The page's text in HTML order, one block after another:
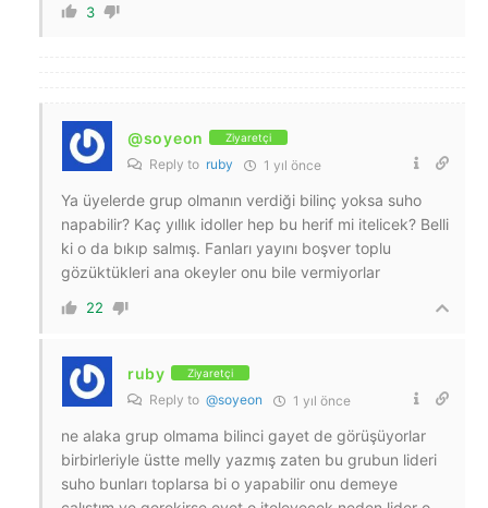
3
@soyeon Ziyaretçi
Reply to ruby 1 yıl önce
Ya üyelerde grup olmanın verdiği bilinç yoksa suho
napabilir? Kaç yıllık idoller hep bu herif mi itelicek? Belli
ki o da bıkıp salmış. Fanları yayını boşver toplu
gözüktükleri ana okeyler onu bile vermiyorlar
22
ruby Ziyaretçi
Reply to @soyeon 1 yıl önce
ne alaka grup olmama bilinci gayet de görüşüyorlar
birbirleriyle üstte melly yazmış zaten bu grubun lideri
suho bunları toplarsa bi o yapabilir onu demeye